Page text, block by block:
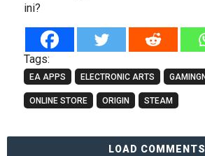
ini?
Tags:
EA APPS ELECTRONIC ARTS
ONLINE STORE ORIGIN STEAM
LOAD COMMENTS